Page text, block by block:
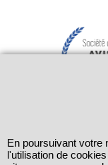
En poursuivant votre
l'utilisation de